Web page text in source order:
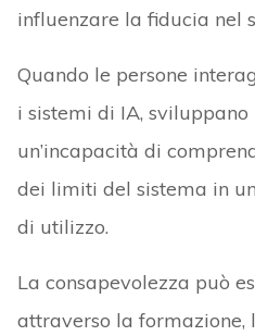
influenzare la fiducia nel
Quando le persone
i sistemi di IA, sviluppano
un’incapacità di
dei limiti del sistema in
di utilizzo.
La consapevolezza può
attraverso la formazione,